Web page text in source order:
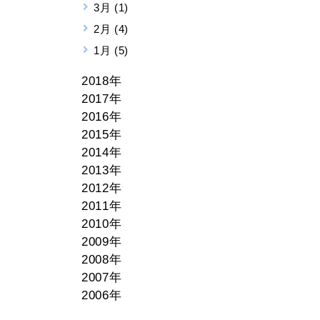
3月 (1)
2月 (4)
1月 (5)
2018年
2017年
2016年
2015年
2014年
2013年
2012年
2011年
2010年
2009年
2008年
2007年
2006年